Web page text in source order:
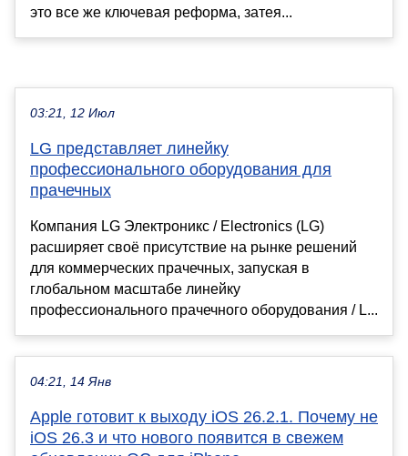
это все же ключевая реформа, затея...
03:21, 12 Июл
LG представляет линейку
профессионального оборудования для
прачечных
Компания LG Электроникс / Electronics (LG)
расширяет своё присутствие на рынке решений
для коммерческих прачечных, запуская в
глобальном масштабе линейку
профессионального прачечного оборудования / L...
04:21, 14 Янв
Apple готовит к выходу iOS 26.2.1. Почему не
iOS 26.3 и что нового появится в свежем